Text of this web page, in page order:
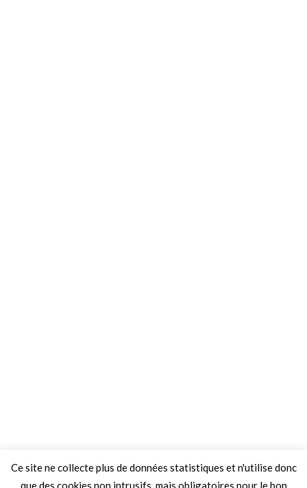
Ce site ne collecte plus de données statistiques et n'utilise donc
que des cookies non intrusifs, mais obligatoires pour le bon